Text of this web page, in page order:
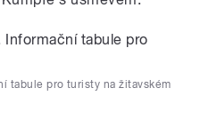
tabule pro turisty na žitavském